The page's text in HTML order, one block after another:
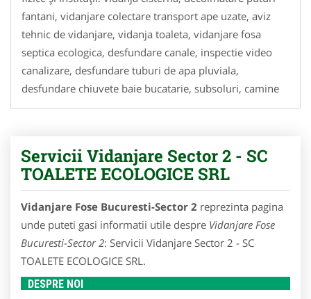
fantani, vidanjare colectare transport ape uzate, aviz
tehnic de vidanjare, vidanja toaleta, vidanjare fosa
septica ecologica, desfundare canale, inspectie video
canalizare, desfundare tuburi de apa pluviala,
desfundare chiuvete baie bucatarie, subsoluri, camine
Servicii Vidanjare Sector 2 - SC
TOALETE ECOLOGICE SRL
Vidanjare Fose Bucuresti-Sector 2 reprezinta pagina
unde puteti gasi informatii utile despre Vidanjare Fose
Bucuresti-Sector 2: Servicii Vidanjare Sector 2 - SC
TOALETE ECOLOGICE SRL.
DESPRE NOI